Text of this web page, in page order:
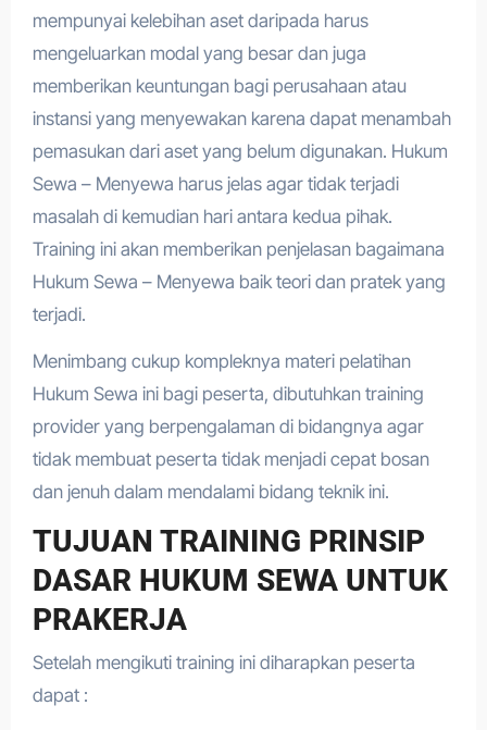
mempunyai kelebihan aset daripada harus
mengeluarkan modal yang besar dan juga
memberikan keuntungan bagi perusahaan atau
instansi yang menyewakan karena dapat menambah
pemasukan dari aset yang belum digunakan. Hukum
Sewa – Menyewa harus jelas agar tidak terjadi
masalah di kemudian hari antara kedua pihak.
Training ini akan memberikan penjelasan bagaimana
Hukum Sewa – Menyewa baik teori dan pratek yang
terjadi.
Menimbang cukup kompleknya materi pelatihan
Hukum Sewa ini bagi peserta, dibutuhkan training
provider yang berpengalaman di bidangnya agar
tidak membuat peserta tidak menjadi cepat bosan
dan jenuh dalam mendalami bidang teknik ini.
TUJUAN TRAINING PRINSIP
DASAR HUKUM SEWA UNTUK
PRAKERJA
Setelah mengikuti training ini diharapkan peserta
dapat :